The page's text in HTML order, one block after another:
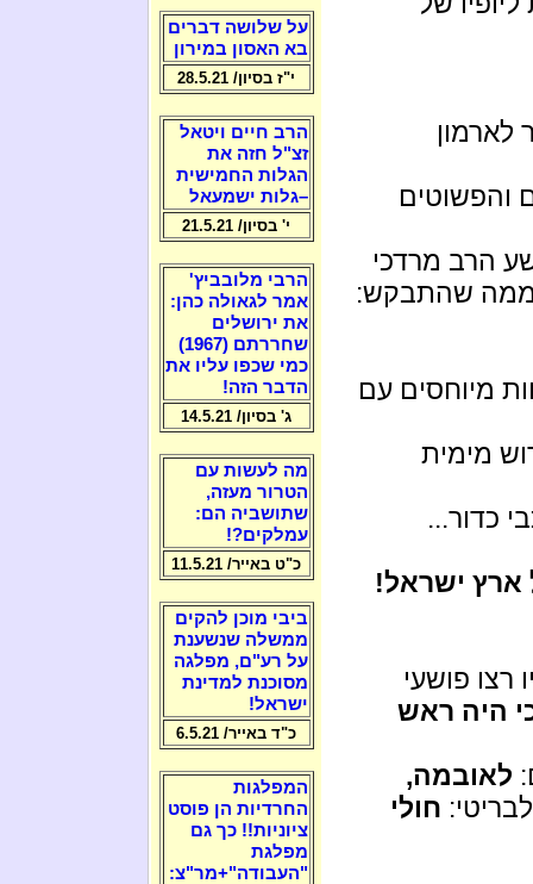
והפשוטים
הרב מרדכי
ממה שהתבקש:
מיוחסים עם
מימית
כדור...
ארץ ישראל!
רצו פושעי
היה ראש
לאובמה,
חולי
על שלושה דברים
בא האסון במירון
י"ז בסיון/ 28.5.21
הרב חיים ויטאל
זצ"ל חזה את
הגלות החמישית
–גלות ישמעאל
י' בסיון/ 21.5.21
הרבי מלובביץ'
אמר לגאולה כהן:
את ירושלים
שחררתם (1967)
כמי שכפו עליו את
הדבר הזה!
ג' בסיון/ 14.5.21
מה לעשות עם
הטרור מעזה,
שתושביה הם:
עמלקים?!
כ"ט באייר/ 11.5.21
ביבי מוכן להקים
ממשלה שנשענת
על רע"ם, מפלגה
מסוכנת למדינת
ישראל!
כ"ד באייר/ 6.5.21
המפלגות
החרדיות הן פוסט
ציוניות!! כך גם
מפלגת
"העבודה"+מר"צ: